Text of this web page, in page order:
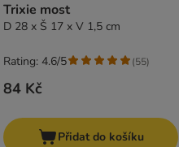
Trixie most
D 28 x Š 17 x V 1,5 cm
84 Kč
Rating: 4.6/5 (55)
Přidat do košíku